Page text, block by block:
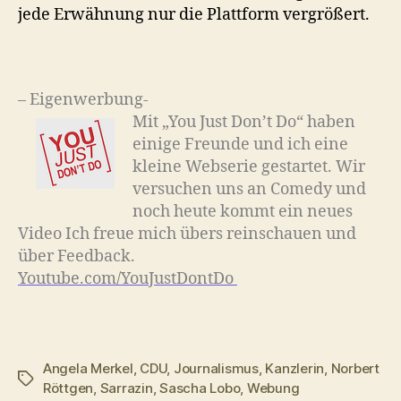
jede Erwähnung nur die Plattform vergrößert.
– Eigenwerbung-
Mit „You Just Don’t Do“ haben
einige Freunde und ich eine
kleine Webserie gestartet. Wir
versuchen uns an Comedy und
noch heute kommt ein neues
Video Ich freue mich übers reinschauen und
über Feedback.
Youtube.com/YouJustDontDo
Schlagwörter
Angela Merkel, CDU, Journalismus, Kanzlerin, Norbert
Röttgen, Sarrazin,Sascha Lobo, Webung